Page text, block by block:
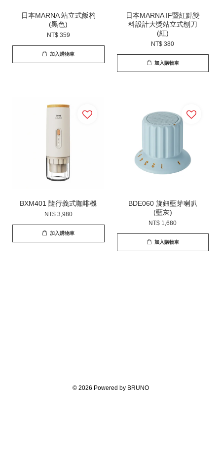
日本MARNA 站立式飯杓
(黑色)
NT$ 359
加入購物車
日本MARNA IF暨紅點雙
料設計大獎站立式刨刀
(紅)
NT$ 380
加入購物車
BXM401 隨行義式咖啡機
NT$ 3,980
加入購物車
BDE060 旋鈕藍芽喇叭
(藍灰)
NT$ 1,680
加入購物車
© 2026 Powered by BRUNO